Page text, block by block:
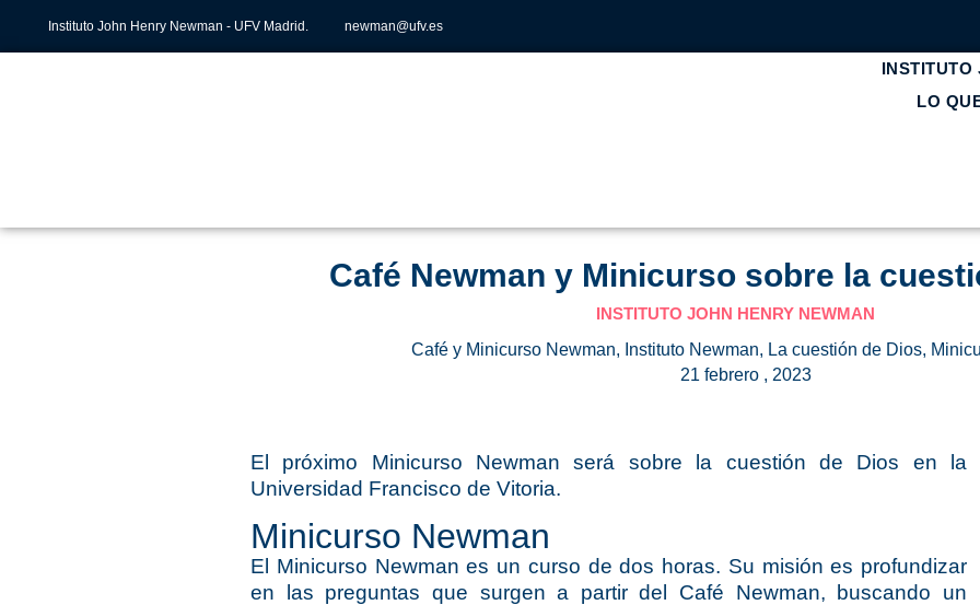
Instituto John Henry Newman - UFV Madrid. newman@ufv.es
INSTITUTO
LO
Café Newman y Minicurso sobre la
INSTITUTO JOHN HENRY NEWMAN
Café y Minicurso Newman, Instituto Newman, La cuestión de Dios,
21 febrero , 2023
El próximo Minicurso Newman será sobre la cuestión de Dios en la
Universidad Francisco de Vitoria.
Minicurso Newman
El Minicurso Newman es un curso de dos horas. Su misión es profundizar
en las preguntas que surgen a partir del Café Newman, buscando un